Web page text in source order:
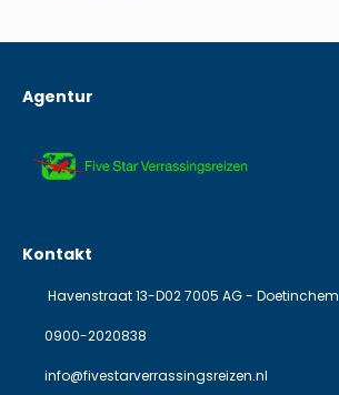
Agentur
Kontakt
Havenstraat 13-D02 7005 AG - Doetinchem
0900-2020838
info@fivestarverrassingsreizen.nl